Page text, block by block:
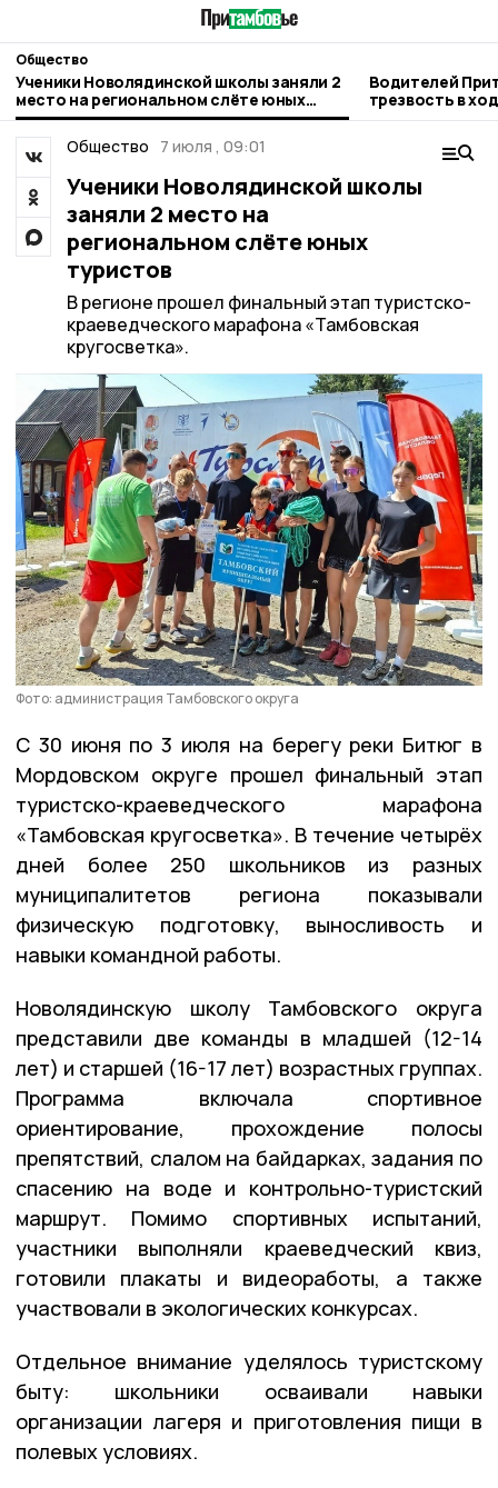
Общество
Ученики Новолядинской школы заняли 2
место на региональном слёте юных
туристов
Водителей
трезвость в
рейда
Общество
7 июля , 09:01
Ученики Новолядинской школы
заняли 2 место на
региональном слёте юных
туристов
В регионе прошел финальный этап туристско-
краеведческого марафона «Тамбовская
кругосветка».
Фото: администрация Тамбовского округа
С 30 июня по 3 июля на берегу реки Битюг в
Мордовском округе прошел финальный этап
туристско-краеведческого марафона
«Тамбовская кругосветка». В течение четырёх
дней более 250 школьников из разных
муниципалитетов региона показывали
физическую подготовку, выносливость и
навыки командной работы.
Новолядинскую школу Тамбовского округа
представили две команды в младшей (12-14
лет) и старшей (16-17 лет) возрастных группах.
Программа включала спортивное
ориентирование, прохождение полосы
препятствий, слалом на байдарках, задания по
спасению на воде и контрольно-туристский
маршрут. Помимо спортивных испытаний,
участники выполняли краеведческий квиз,
готовили плакаты и видеоработы, а также
участвовали в экологических конкурсах.
Отдельное внимание уделялось туристскому
быту: школьники осваивали навыки
организации лагеря и приготовления пищи в
полевых условиях.